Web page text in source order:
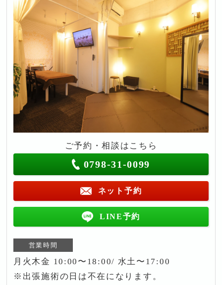
ご予約・相談はこちら
0798-31-0099
ネット予約
LINE予約
営業時間
月火木金 10:00〜18:00/ 水土〜17:00
※出張施術の日は不在になります。